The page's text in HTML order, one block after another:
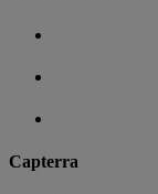
Capterra